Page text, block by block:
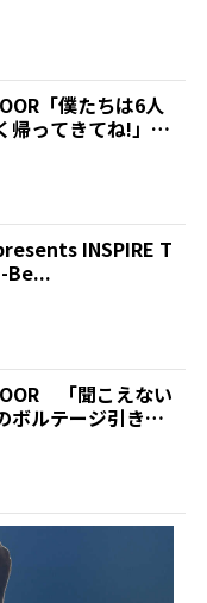
「僕たちは6人
帰ってきてね!」不
INSPIRE T
OKYO 2023 -Be...
「聞こえない
ボルテージ引き上